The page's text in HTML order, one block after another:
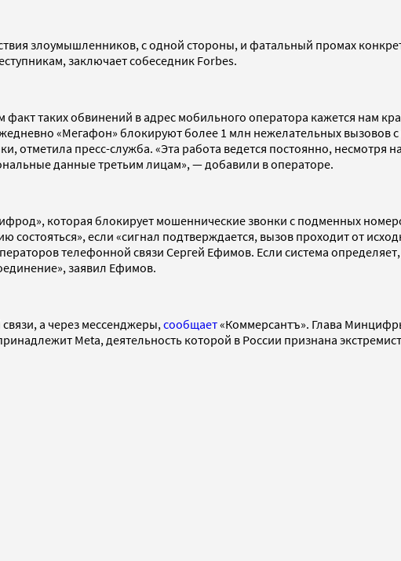
злоумышленников, с одной стороны, и фатальный промах
заключает собеседник Forbes.
факт таких обвинений в адрес мобильного оператора кажется нам
«Мегафон» блокируют более 1 млн нежелательных вызовов
пресс-служба. «Эта работа ведется постоянно, несмотря
данные третьим лицам», — добавили в операторе.
которая блокирует мошеннические звонки с подменных
если «сигнал подтверждается, вызов проходит от
телефонной связи Сергей Ефимов. Если система
заявил Ефимов.
а через мессенджеры, сообщает«Коммерсантъ». Глава
Meta, деятельность которой в России признана